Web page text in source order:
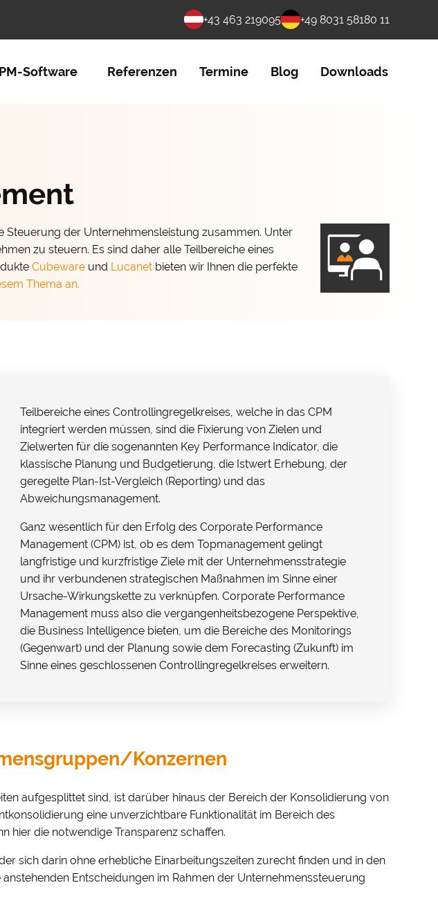
+43 463 219095 +49 8031 58180 11
Software Referenzen Termine Blog Downloads
der Unternehmensleistung zusammen. Unter
zu steuern. Es sind daher alle Teilbereiche eines
Cubeware und Lucanet bieten wir Ihnen die perfekte
Thema an.
Teilbereiche eines Controllingregelkreises, welche in das CPM
integriert werden müssen, sind die Fixierung von Zielen und
Zielwerten für die sogenannten Key Performance Indicator, die
klassische Planung und Budgetierung, die Istwert Erhebung, der
geregelte Plan-Ist-Vergleich (Reporting) und das
Abweichungsmanagement.
Ganz wesentlich für den Erfolg des Corporate Performance
Management (CPM) ist, ob es dem Topmanagement gelingt
langfristige und kurzfristige Ziele mit der Unternehmensstrategie
und ihr verbundenen strategischen Maßnahmen im Sinne einer
Ursache-Wirkungskette zu verknüpfen. Corporate Performance
Management muss also die vergangenheitsbezogene Perspektive,
die Business Intelligence bieten, um die Bereiche des Monitorings
(Gegenwart) und der Planung sowie dem Forecasting (Zukunft) im
Sinne eines geschlossenen Controllingregelkreises erweitern.
Konzernen
aufgesplittet sind, ist darüber hinaus der Bereich der Konsolidierung von
eine unverzichtbare Funktionalität im Bereich des
hier die notwendige Transparenz schaffen.
sich darin ohne erhebliche Einarbeitungszeiten zurecht finden und in den
Entscheidungen im Rahmen der Unternehmenssteuerung